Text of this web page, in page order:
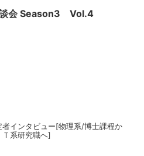
会 Season3 Vol.4
者インタビュー[物理系/博士課程か
Ｔ系研究職へ]